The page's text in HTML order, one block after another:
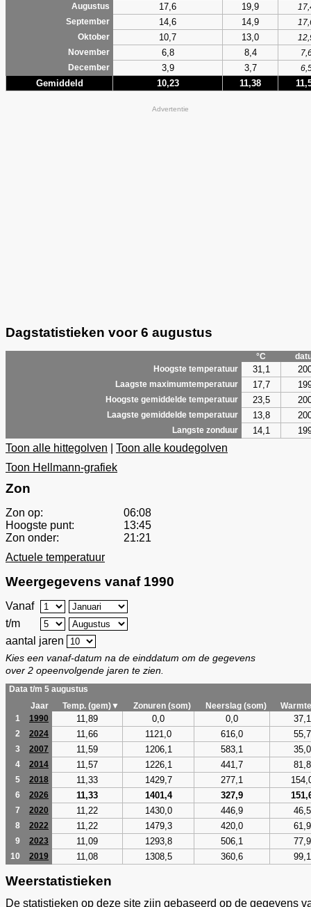
Augustus
17,6 19,9
September
14,6 14,9
Oktober
10,7 13,0
November
6,8 8,4
December
3,9 3,7
Gemiddeld 10,23 11,38
Advertentie
Dagstatistieken voor 6 augustus
°C
Hoogste temperatuur
31,1
Laagste maximumtemperatuur 17,7
Hoogste gemiddelde temperatuur 23,5
Laagste gemiddelde temperatuur 13,8
Langste zonduur 14,1
Toon alle hittegolven
Toon alle koudegolven
Toon Hellmann-grafiek
Zon
Zon op:
06:08
Hoogste punt:
13:45
Zon onder:
21:21
Actuele temperatuur
Weergegevens vanaf 1990
Vanaf
t/m
aantal jaren
Kies een vanaf-datum na de einddatum om de gegevens
over 2 opeenvolgende jaren te zien.
Data t/m 5 augustus
Jaar
Temp. (gem)▼ Zonuren (som) Neerslag (som)
1
1990 11,89 0,0 0,0 37,1
2 2024 11,66 1121,0 616,0 55,7
3 2007 11,59 1206,1 583,1 35,0
4 2014 11,57 1226,1 441,7 81,8
5 2018 11,33 1429,7 277,1
6 2026 11,33 1401,4 327,9
7 2020 11,22 1430,0 446,9 46,5
8 2022 11,22 1479,3 420,0 61,9
9 2023 11,09 1293,8 506,1 77,9
10 2019 11,08 1308,5 360,6 99,1
Weerstatistieken
De statistieken op deze site zijn gebaseerd op de gegevens